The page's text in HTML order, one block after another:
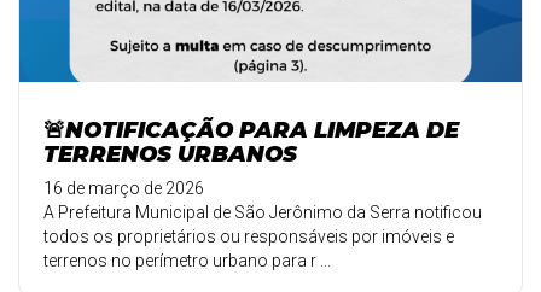
🚨NOTIFICAÇÃO PARA LIMPEZA DE
TERRENOS URBANOS
16 de março de 2026
A Prefeitura Municipal de São Jerônimo da Serra notificou
todos os proprietários ou responsáveis por imóveis e
terrenos no perímetro urbano para r ...